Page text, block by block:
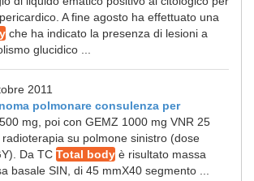
A fine agosto ha effettuato una
che ha indicato la presenza di lesioni a
glucidico ...
2011
polmonare consulenza per
500 mg, poi con GEMZ 1000 mg VNR 25
su polmone sinistro (dose
Da TC Total body è risultato massa
basale SIN, di 45 mmX40 segmento ...